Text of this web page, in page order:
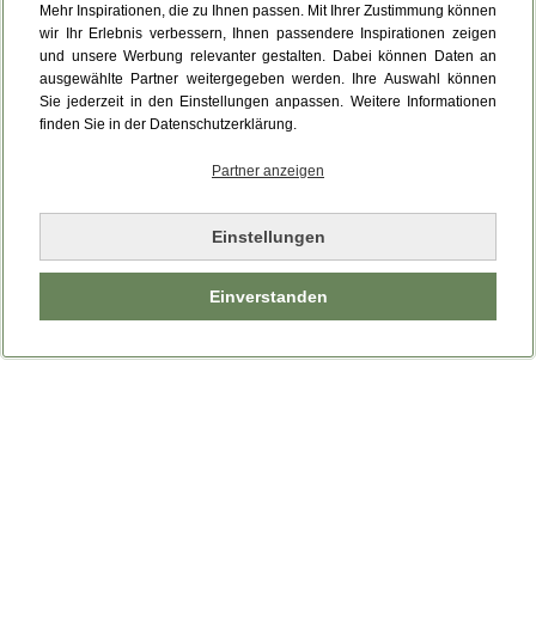
Mehr Inspirationen, die zu Ihnen passen. Mit Ihrer Zustimmung können
wir Ihr Erlebnis verbessern, Ihnen passendere Inspirationen zeigen
und unsere Werbung relevanter gestalten. Dabei können Daten an
ausgewählte Partner weitergegeben werden. Ihre Auswahl können
Sie jederzeit in den Einstellungen anpassen. Weitere Informationen
finden Sie in der Datenschutzerklärung.
Partner anzeigen
Einstellungen
Einverstanden
Da ist etwas schiefgelaufen.
Leider ist ein technischer Fehler aufgetreten.
Bitte laden Sie die Seite neu.